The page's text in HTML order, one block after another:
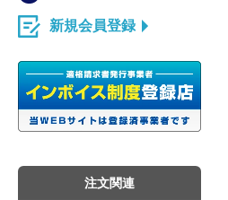
新規会員登録
注文関連